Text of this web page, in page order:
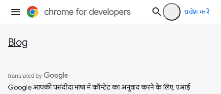
प्रवेश करें
Blog
Google आपकी पसंदीदा भाषा में कॉन्टेंट का अनुवाद करने के लिए, एआई